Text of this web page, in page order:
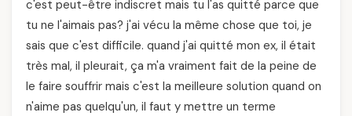
c'est peut-être indiscret mais tu l'as quitté parce que
tu ne l'aimais pas? j'ai vécu la même chose que toi, je
sais que c'est difficile. quand j'ai quitté mon ex, il était
très mal, il pleurait, ça m'a vraiment fait de la peine de
le faire souffrir mais c'est la meilleure solution quand on
n'aime pas quelqu'un, il faut y mettre un terme